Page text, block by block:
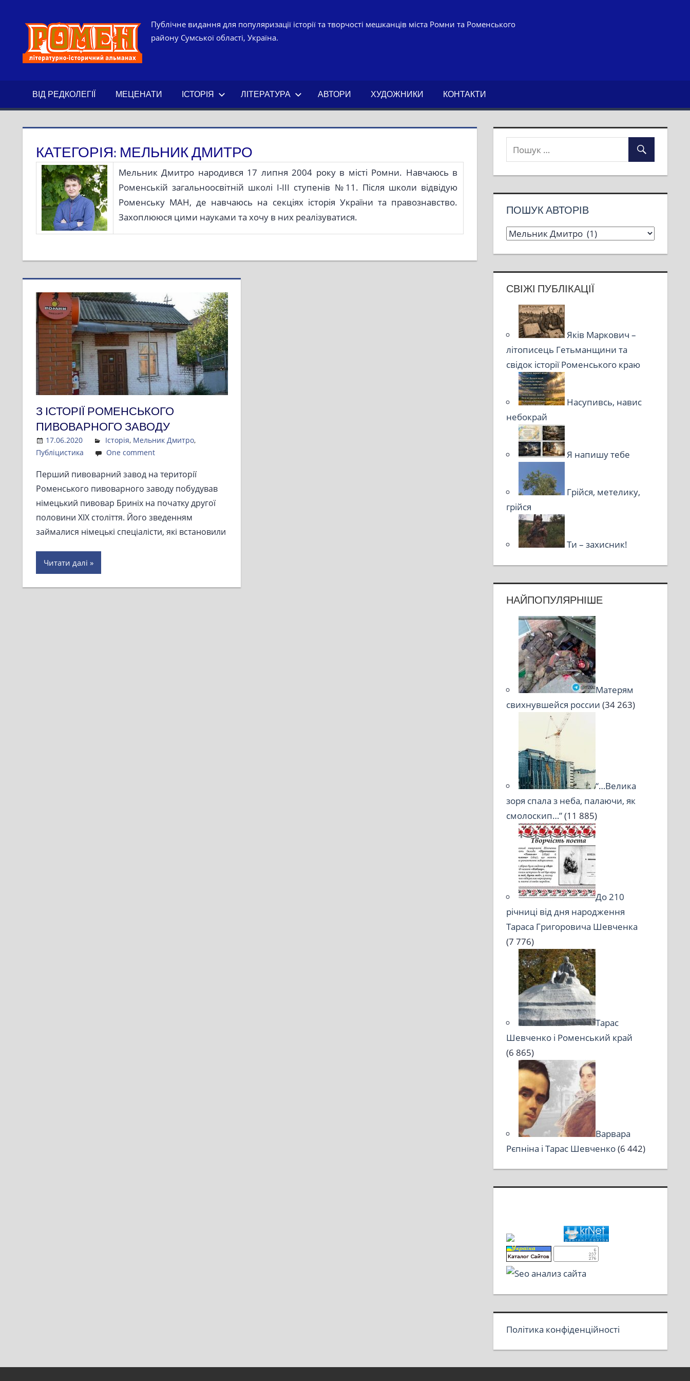
РОМЕН.
ІСТОРИЧНИЙ
АЛЬМАНАХ.
Публічне видання для популяризації історії та творчості мешканців міста Ромни та Роменського
району Сумської області, Україна.
ВІД РЕДКОЛЕГІЇ МЕЦЕНАТИ ІСТОРІЯ ЛІТЕРАТУРА АВТОРИ ХУДОЖНИКИ КОНТАКТИ
КАТЕГОРІЯ: МЕЛЬНИК ДМИТРО
Мельник Дмитро народився 17 липня 2004 року в місті Ромни. Навчаюсь в
Роменській загальноосвітній школі І-ІІІ ступенів №11. Після школи відвідую
Роменську МАН, де навчаюсь на секціях історія України та правознавство.
Захоплююся цими науками та хочу в них реалізуватися.
З ІСТОРІЇ РОМЕНСЬКОГО
ПИВОВАРНОГО ЗАВОДУ
17.06.2020 Admin
Історія, Мельник Дмитро,
Публіцистика
One comment
Перший пивоварний завод на території
Роменського пивоварного заводу побудував
німецький пивовар Бриніх на початку другої
половини XIX століття. Його зведенням
займалися німецькі спеціалісти, які встановили
Читати далі
ПОШУК АВТОРІВ
СВІЖІ ПУБЛІКАЦІЇ
Яків Маркович –
літописець Гетьманщини та
свідок історії Роменського краю
Насупивсь, навис
небокрай
Я напишу тебе
Грійся, метелику,
грійся
Ти – захисник!
НАЙПОПУЛЯРНІШЕ
Матерям
свихнувшейся россии (34 263)
“…Велика
зоря спала з неба, палаючи, як
смолоскип…”(11 885)
До 210
річниці від дня народження
Тараса Григоровича Шевченка
(7 776)
Тарас
Шевченко і Роменський край
(6 865)
Варвара
Рєпніна і Тарас Шевченко(6 442)
Політика конфіденційності